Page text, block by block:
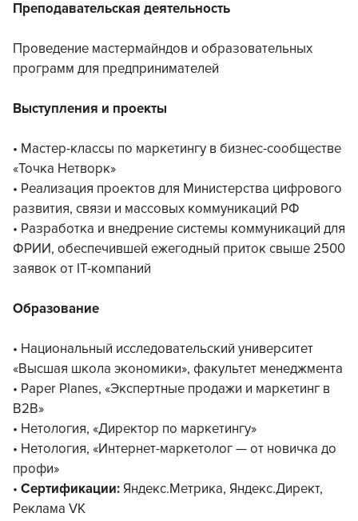
Преподавательская деятельность
Проведение мастермайндов и образовательных
программ для предпринимателей
Выступления и проекты
• Мастер-классы по маркетингу в бизнес-сообществе
«Точка Нетворк»
• Реализация проектов для Министерства цифрового
развития, связи и массовых коммуникаций РФ
• Разработка и внедрение системы коммуникаций для
ФРИИ, обеспечившей ежегодный приток свыше 2500
заявок от IT-компаний
Образование
• Национальный исследовательский университет
«Высшая школа экономики», факультет менеджмента
• Paper Planes, «Экспертные продажи и маркетинг в
B2B»
• Нетология, «Директор по маркетингу»
• Нетология, «Интернет-маркетолог — от новичка до
профи»
• Сертификации: Яндекс.Метрика, Яндекс.Директ,
Реклама VK